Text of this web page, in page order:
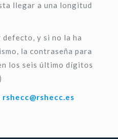
llegar a una longitud
defecto, y si no la ha
la contraseña para
los seis último dígitos
rshecc@rshecc.es